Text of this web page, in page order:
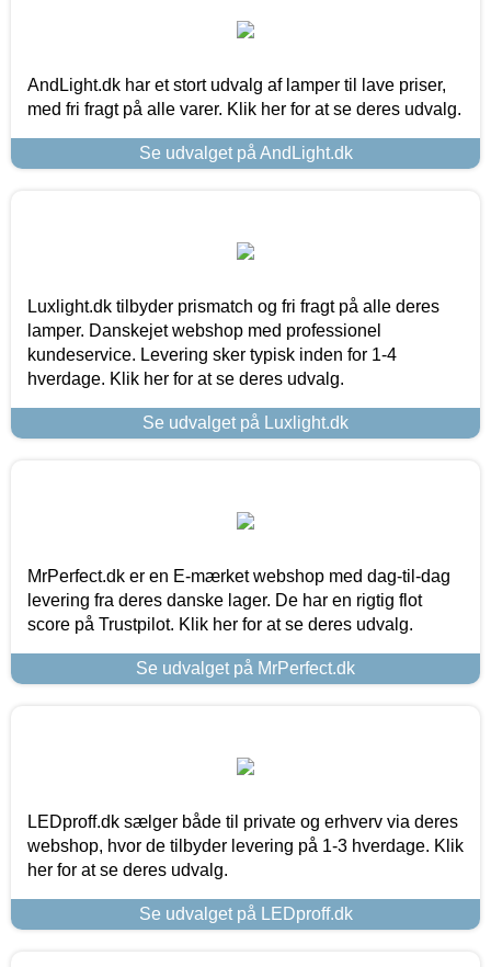
AndLight.dk har et stort udvalg af lamper til lave priser,
med fri fragt på alle varer. Klik her for at se deres udvalg.
Se udvalget på AndLight.dk
Luxlight.dk tilbyder prismatch og fri fragt på alle deres
lamper. Danskejet webshop med professionel
kundeservice. Levering sker typisk inden for 1-4
hverdage. Klik her for at se deres udvalg.
Se udvalget på Luxlight.dk
MrPerfect.dk er en E-mærket webshop med dag-til-dag
levering fra deres danske lager. De har en rigtig flot
score på Trustpilot. Klik her for at se deres udvalg.
Se udvalget på MrPerfect.dk
LEDproff.dk sælger både til private og erhverv via deres
webshop, hvor de tilbyder levering på 1-3 hverdage. Klik
her for at se deres udvalg.
Se udvalget på LEDproff.dk